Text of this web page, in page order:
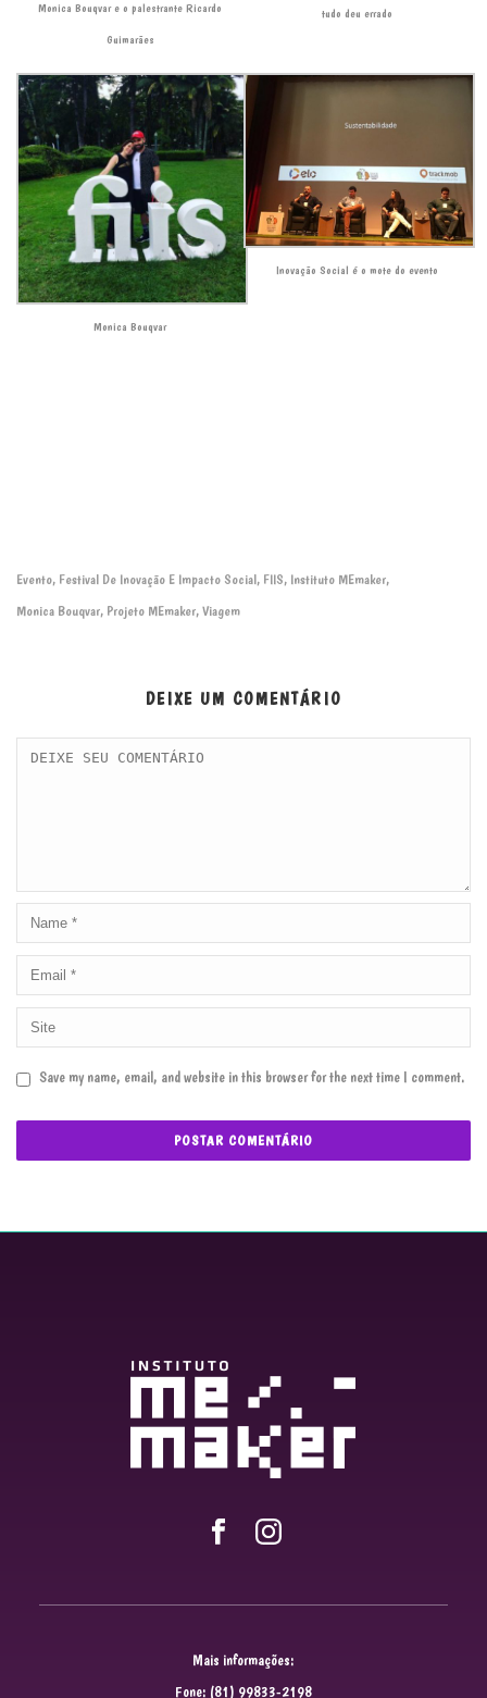
Monica Bouqvar e o palestrante Ricardo
Guimarães
tudo deu errado
Monica Bouqvar
Inovação Social é o mote do evento
Evento, Festival De Inovação E Impacto Social, FIIS, Instituto MEmaker,
Monica Bouqvar, Projeto MEmaker, Viagem
DEIXE UM COMENTÁRIO
Save my name, email, and website in this browser for the next time I comment.
Mais informações:
Fone: (81) 99833-2198